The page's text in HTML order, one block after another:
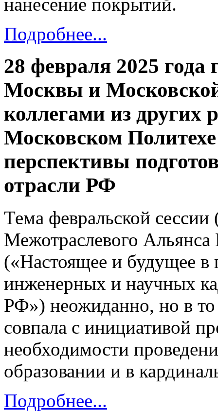
Подробнее...
28 февраля 2025
Москвы и Московской
коллегами из других
Московском
перспективы
отрасли РФ
Тема февральской
Межотраслевого
(«Настоящее и будущее в
инженерных и научных
РФ») неожиданно, но в
совпала с инициативой
необходимости
образовании и в
Подробнее...